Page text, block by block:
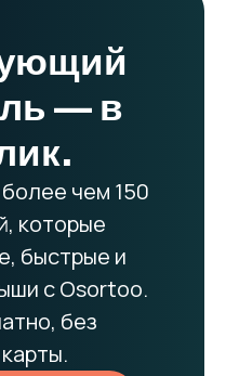
— в
чем 150
которые
быстрые и
с Osortoo.
без